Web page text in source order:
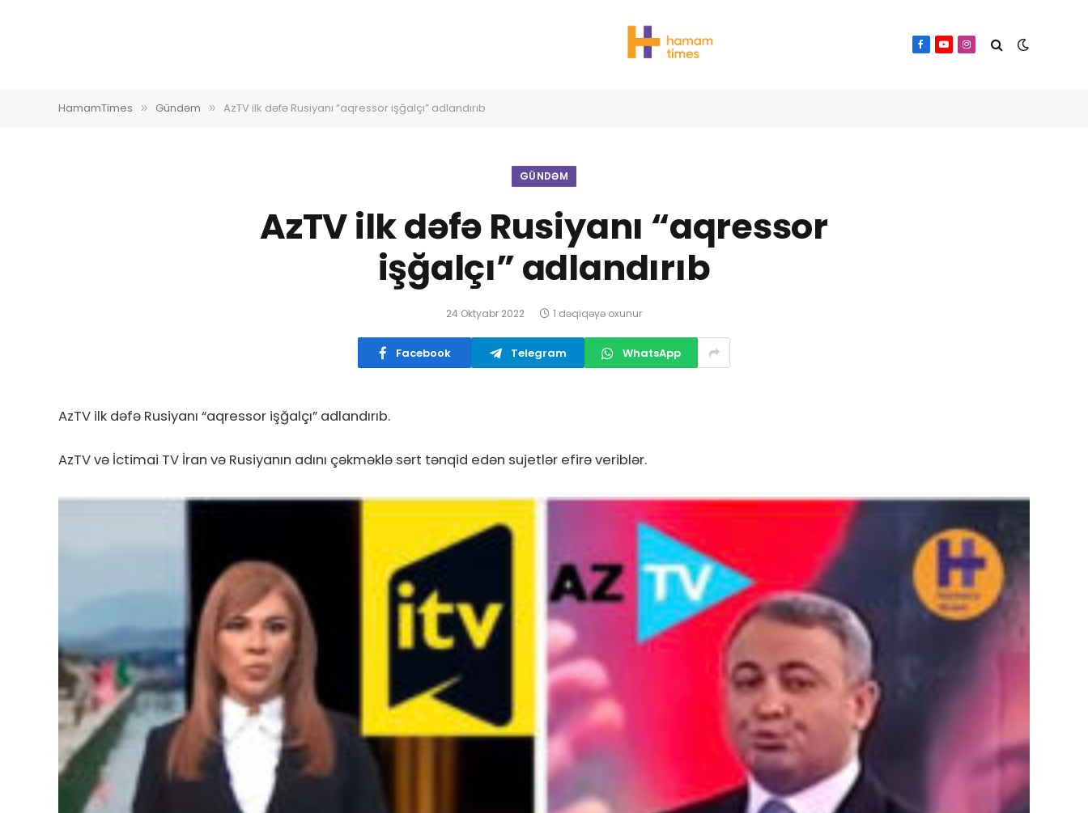
Facebook
YouTube
Instagram
HamamTimes » Gündəm » AzTV ilk dəfə Rusiyanı “aqressor işğalçı” adlandırıb
GÜNDƏM
AzTV ilk dəfə Rusiyanı “aqressor
işğalçı” adlandırıb
24 Oktyabr 2022 1 dəqiqəyə oxunur
Facebook Telegram WhatsApp
AzTV ilk dəfə Rusiyanı “aqressor işğalçı” adlandırıb.
AzTV və İctimai TV İran və Rusiyanın adını çəkməklə sərt tənqid edən sujetlər efirə veriblər.